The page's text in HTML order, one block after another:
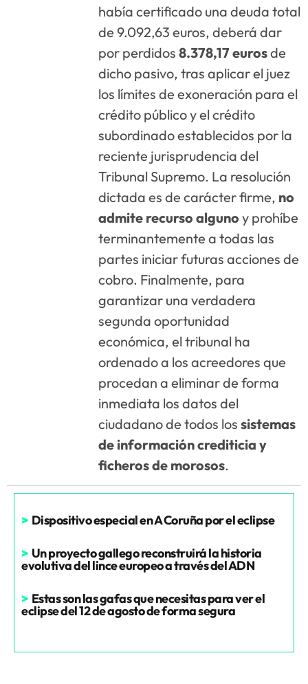
había certificado una deuda total
de 9.092,63 euros, deberá dar
por perdidos8.378,17 eurosde
dicho pasivo, tras aplicar el juez
los límites de exoneración para el
crédito público y el crédito
subordinado establecidos por la
reciente jurisprudencia del
Tribunal Supremo. La resolución
dictada es de carácter firme, no
admite recurso alguno y prohíbe
terminantemente a todas las
partes iniciar futuras acciones de
cobro. Finalmente, para
garantizar una verdadera
segunda oportunidad
económica, el tribunal ha
ordenado a los acreedores que
procedan a eliminar de forma
inmediata los datos del
ciudadano de todos lossistemas
de información crediticia y
ficheros de morosos.
> Dispositivo especial en A Coruña por el eclipse
> Un proyecto gallego reconstruirá la historia
evolutiva del lince europeo a través del ADN
> Estas son las gafas que necesitas para ver el
eclipse del 12 de agosto de forma segura